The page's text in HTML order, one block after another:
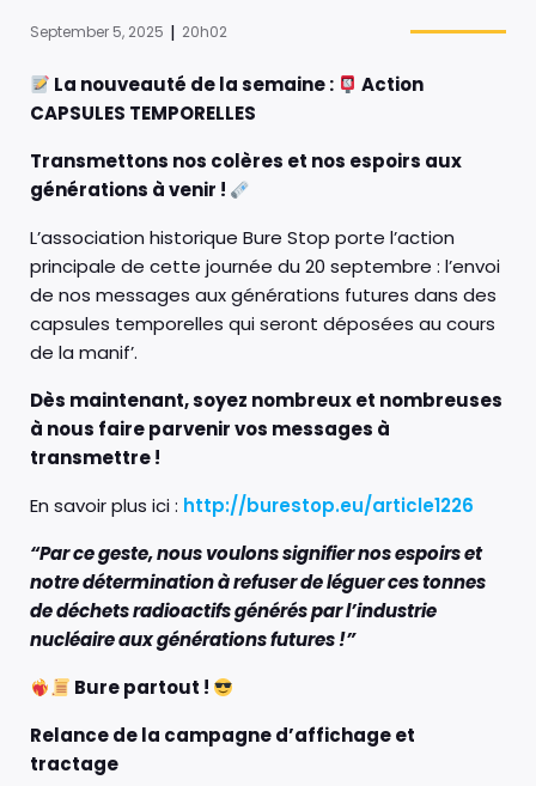
September 5, 2025 | 20h02
La nouveauté de la semaine :
Action
CAPSULES TEMPORELLES
Transmettons nos colères et nos espoirs aux
générations à venir !
L’association historique Bure Stop porte l’action
principale de cette journée du 20 septembre : l’envoi
de nos messages aux générations futures dans des
capsules temporelles qui seront déposées au cours
de la manif’.
Dès maintenant, soyez nombreux et nombreuses
à nous faire parvenir vos messages à
transmettre !
En savoir plus ici : http://burestop.eu/article1226
“Par ce geste, nous voulons signifier nos espoirs et
notre détermination à refuser de léguer ces tonnes
de déchets radioactifs générés par l’industrie
nucléaire aux générations futures !”
Bure partout !
Relance de la campagne d’affichage et
tractage